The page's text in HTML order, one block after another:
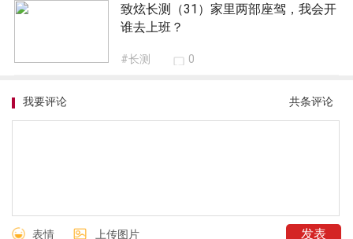
致炫长测（31）家里两部座驾，我会开
谁去上班？
#长测 0
共条评论
我要评论
表情 上传图片